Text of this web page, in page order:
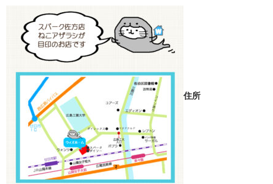
住所